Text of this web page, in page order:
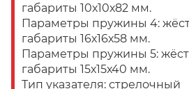
габариты 10х10х82 мм.
Параметры пружины 4:
габариты 16х16х58 мм.
Параметры пружины 5:
габариты 15х15х40 мм.
Тип указателя: стрелочный